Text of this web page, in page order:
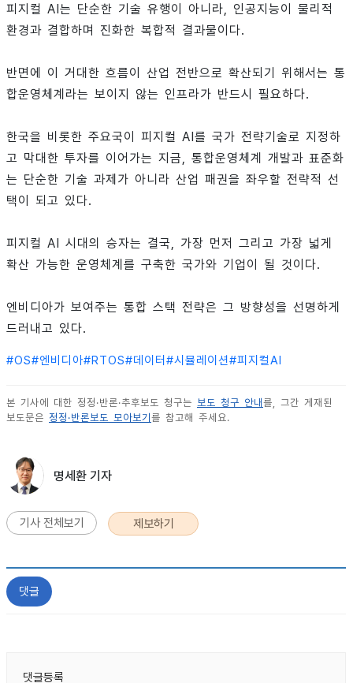
피지컬 AI는 단순한 기술 유행이 아니라, 인공지능이 물리적
환경과 결합하며 진화한 복합적 결과물이다.
반면에 이 거대한 흐름이 산업 전반으로 확산되기 위해서는 통
합운영체계라는 보이지 않는 인프라가 반드시 필요하다.
한국을 비롯한 주요국이 피지컬 AI를 국가 전략기술로 지정하
고 막대한 투자를 이어가는 지금, 통합운영체계 개발과 표준화
는 단순한 기술 과제가 아니라 산업 패권을 좌우할 전략적 선
택이 되고 있다.
피지컬 AI 시대의 승자는 결국, 가장 먼저 그리고 가장 넓게
확산 가능한 운영체계를 구축한 국가와 기업이 될 것이다.
엔비디아가 보여주는 통합 스택 전략은 그 방향성을 선명하게
드러내고 있다.
#OS#엔비디아#RTOS#데이터 #시뮬레이션#피지컬AI
본 기사에 대한 정정·반론·추후보도 청구는 보도 청구 안내 를, 그간 게재된
보도문은 정정·반론보도 모아보기 를 참고해 주세요.
명세환 기자
기사 전체보기 제보하기
댓글
댓글등록